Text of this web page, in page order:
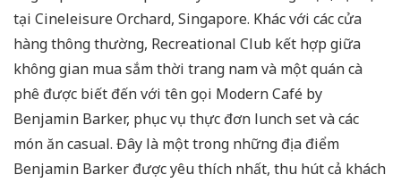
tại Cineleisure Orchard, Singapore. Khác với các cửa
hàng thông thường, Recreational Club kết hợp giữa
không gian mua sắm thời trang nam và một quán cà
phê được biết đến với tên gọi Modern Café by
Benjamin Barker, phục vụ thực đơn lunch set và các
món ăn casual. Đây là một trong những địa điểm
Benjamin Barker được yêu thích nhất, thu hút cả khách